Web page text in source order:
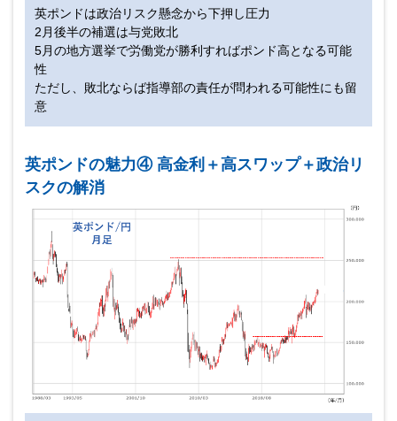
英ポンドは政治リスク懸念から下押し圧力
2月後半の補選は与党敗北
5月の地方選挙で労働党が勝利すればポンド高となる可能
性
ただし、敗北ならば指導部の責任が問われる可能性にも留
意
英ポンドの魅力④ 高金利＋高スワップ＋政治リ
スクの解消